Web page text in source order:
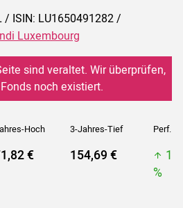
/ ISIN: LU1650491282 /
Luxembourg
sind veraltet. Wir überprüfen,
noch existiert.
Hoch 3-Jahres-Tief Perf. 5J
€ 154,69 €
%